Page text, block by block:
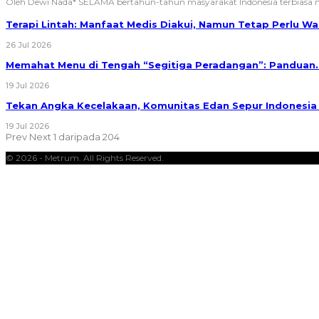
Terapi Lintah: Manfaat Medis Diakui, Namun Tetap Perlu
26 Jul 2026
Memahat Menu di Tengah “Segitiga Peradangan”:
19 Jul 2026
Tekan Angka Kecelakaan, Komunitas Edan Sepur
19 Jul 2026
Prev Next1 daripada 204
© 2026 - Metrum. All Rights Reserved.